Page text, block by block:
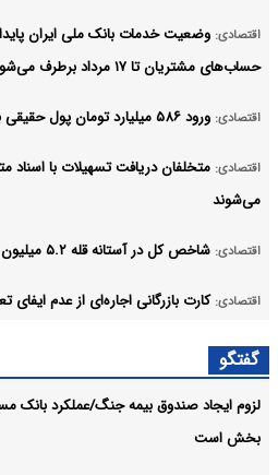
اقتصادی: وضعیت خدمات بانک ملی ایران
حساب‌های مشتریان تا ۱۷ مرداد برطرف می‌شود
اقتصادی: ورود ۵۸۶ میلیارد تومان پول حقیقی به صندوق‌های طلا
اقتصادی: متخلفان دریافت تسهیلات با اسناد
می‌شوند
اقتصادی: شاخص کل در آستانه قله ۵.۲ میلیون واحدی
اقتصادی:
بانک بیمه بورس:
پرداخت بیش
سال جاری توسط بانک رفاه کارگران
گفتگو
لزوم ایجاد صندوق بیمه جنگ/عملکرد بانک
بخش است